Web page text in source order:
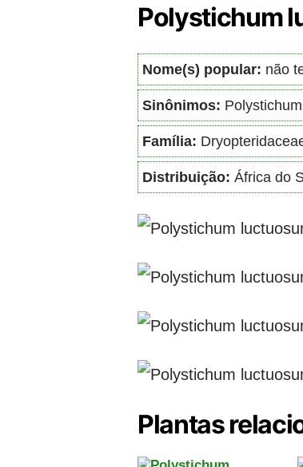
Polystichum
Nome(s) popular: não
Sinônimos:
Família:
Distribuição: África do
Plantas